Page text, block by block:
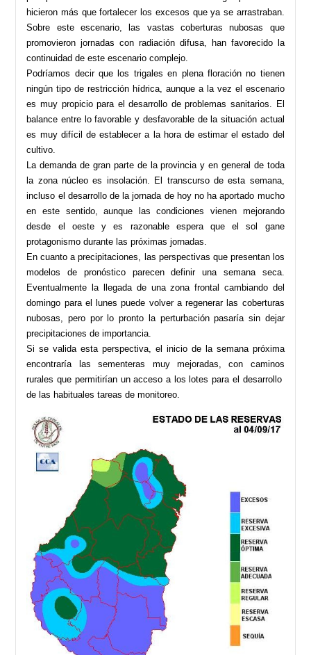
hicieron más que fortalecer los excesos que ya se arrastraban.
Sobre este escenario, las vastas coberturas nubosas que
promovieron jornadas con radiación difusa, han favorecido la
continuidad de este escenario complejo.
Podríamos decir que los trigales en plena floración no tienen
ningún tipo de restricción hídrica, aunque a la vez el escenario
es muy propicio para el desarrollo de problemas sanitarios. El
balance entre lo favorable y desfavorable de la situación actual
es muy difícil de establecer a la hora de estimar el estado del
cultivo.
La demanda de gran parte de la provincia y en general de toda
la zona núcleo es insolación. El transcurso de esta semana,
incluso el desarrollo de la jornada de hoy no ha aportado mucho
en este sentido, aunque las condiciones vienen mejorando
desde el oeste y es razonable espera que el sol gane
protagonismo durante las próximas jornadas.
En cuanto a precipitaciones, las perspectivas que presentan los
modelos de pronóstico parecen definir una semana seca.
Eventualmente la llegada de una zona frontal cambiando del
domingo para el lunes puede volver a regenerar las coberturas
nubosas, pero por lo pronto la perturbación pasaría sin dejar
precipitaciones de importancia.
Si se valida esta perspectiva, el inicio de la semana próxima
encontraría las sementeras muy mejoradas, con caminos
rurales que permitirían un acceso a los lotes para el desarrollo
de las habituales tareas de monitoreo.